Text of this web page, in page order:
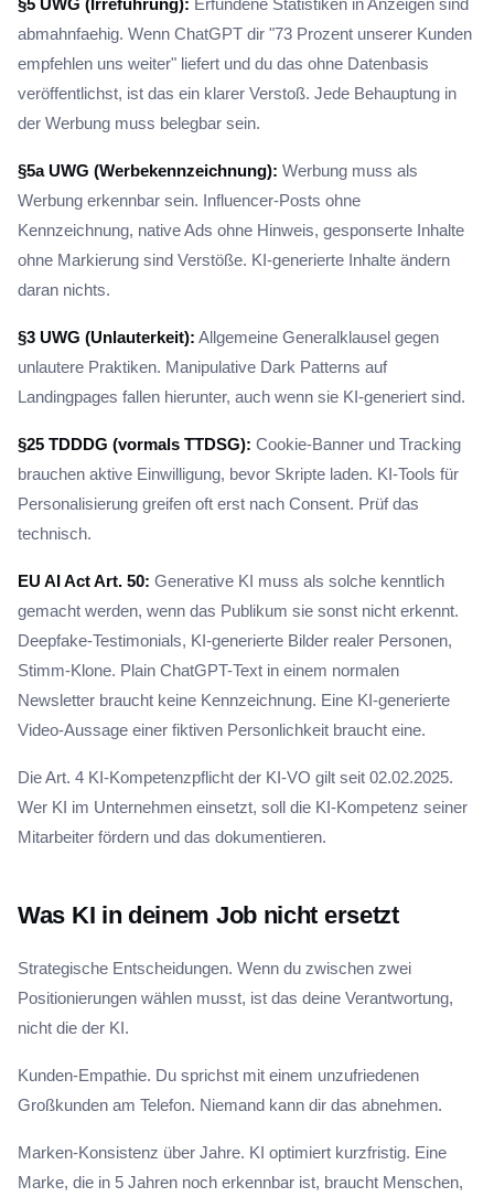
§5 UWG (Irreführung): Erfundene Statistiken in Anzeigen sind
abmahnfaehig. Wenn ChatGPT dir "73 Prozent unserer Kunden
empfehlen uns weiter" liefert und du das ohne Datenbasis
veröffentlichst, ist das ein klarer Verstoß. Jede Behauptung in
der Werbung muss belegbar sein.
§5a UWG (Werbekennzeichnung): Werbung muss als
Werbung erkennbar sein. Influencer-Posts ohne
Kennzeichnung, native Ads ohne Hinweis, gesponserte Inhalte
ohne Markierung sind Verstöße. KI-generierte Inhalte ändern
daran nichts.
§3 UWG (Unlauterkeit): Allgemeine Generalklausel gegen
unlautere Praktiken. Manipulative Dark Patterns auf
Landingpages fallen hierunter, auch wenn sie KI-generiert sind.
§25 TDDDG (vormals TTDSG): Cookie-Banner und Tracking
brauchen aktive Einwilligung, bevor Skripte laden. KI-Tools für
Personalisierung greifen oft erst nach Consent. Prüf das
technisch.
EU AI Act Art. 50: Generative KI muss als solche kenntlich
gemacht werden, wenn das Publikum sie sonst nicht erkennt.
Deepfake-Testimonials, KI-generierte Bilder realer Personen,
Stimm-Klone. Plain ChatGPT-Text in einem normalen
Newsletter braucht keine Kennzeichnung. Eine KI-generierte
Video-Aussage einer fiktiven Personlichkeit braucht eine.
Die Art. 4 KI-Kompetenzpflicht der KI-VO gilt seit 02.02.2025.
Wer KI im Unternehmen einsetzt, soll die KI-Kompetenz seiner
Mitarbeiter fördern und das dokumentieren.
Was KI in deinem Job nicht ersetzt
Strategische Entscheidungen. Wenn du zwischen zwei
Positionierungen wählen musst, ist das deine Verantwortung,
nicht die der KI.
Kunden-Empathie. Du sprichst mit einem unzufriedenen
Großkunden am Telefon. Niemand kann dir das abnehmen.
Marken-Konsistenz über Jahre. KI optimiert kurzfristig. Eine
Marke, die in 5 Jahren noch erkennbar ist, braucht Menschen,